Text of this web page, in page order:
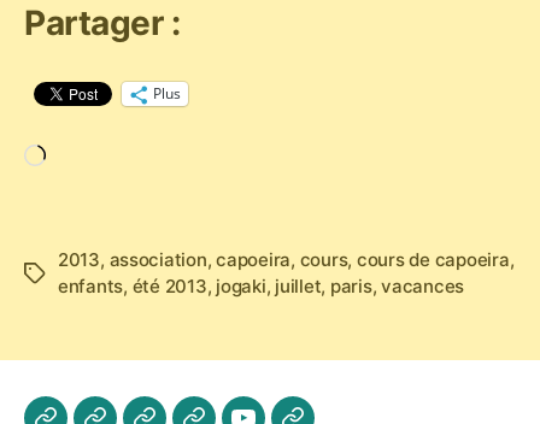
Partager :
Plus
Étiquettes
2013, association,capoeira, cours, cours de capoeira,
enfants, été 2013, jogaki, juillet, paris,vacances